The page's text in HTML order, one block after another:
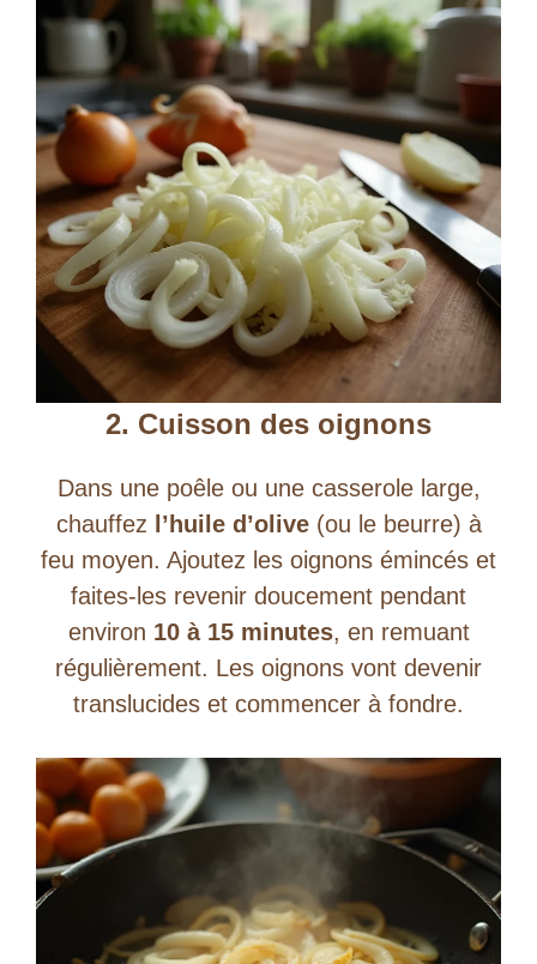
2. Cuisson des oignons
Dans une poêle ou une casserole large,
chauffez
l’huile d’olive(ou le beurre) à
feu moyen. Ajoutez les oignons émincés et
faites-les revenir doucement pendant
environ 10 à 15 minutes, en remuant
régulièrement. Les oignons vont devenir
translucides et commencer à fondre.